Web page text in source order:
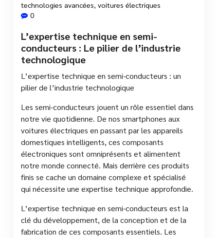
technologies avancées, voitures électriques
0
L’expertise technique en semi-
conducteurs : Le pilier de l’industrie
technologique
L’expertise technique en semi-conducteurs : un
pilier de l’industrie technologique
Les semi-conducteurs jouent un rôle essentiel dans
notre vie quotidienne. De nos smartphones aux
voitures électriques en passant par les appareils
domestiques intelligents, ces composants
électroniques sont omniprésents et alimentent
notre monde connecté. Mais derrière ces produits
finis se cache un domaine complexe et spécialisé
qui nécessite une expertise technique approfondie.
L’expertise technique en semi-conducteurs est la
clé du développement, de la conception et de la
fabrication de ces composants essentiels. Les